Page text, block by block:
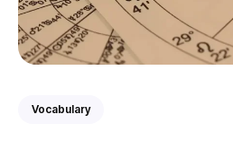
Vocabulary